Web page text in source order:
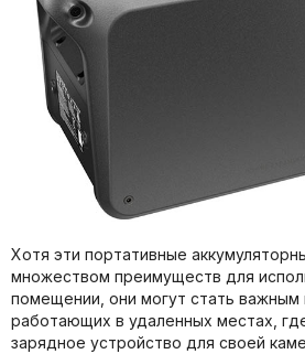
Хотя эти портативные
множеством преимуществ для
помещении, они могут стать
работающих в удаленных местах,
зарядное устройство для своей